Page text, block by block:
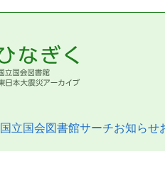
国立国会図書館サーチお知らせ